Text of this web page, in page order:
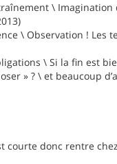
\
\ Observation !
\ Si la fin est
» ? \ et beaucoup
donc rentre